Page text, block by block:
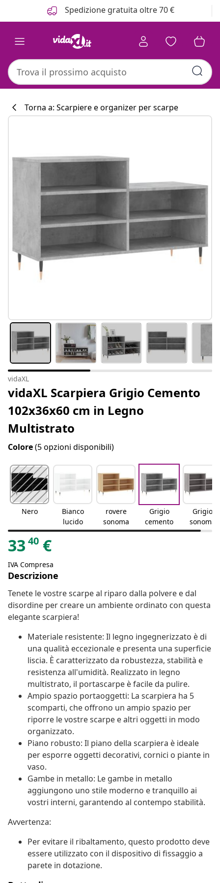
Spedizione gratuita oltre 70 €
Torna a: Scarpiere e organizer per scarpe
vidaXL
vidaXL Scarpiera Grigio Cemento
102x36x60 cm in Legno
Multistrato
Colore(5 opzioni disponibili)
Nero
Bianco
lucido
rovere
sonoma
Grigio
cemento
Grigio
sonoma
33 40 €
IVA Compresa
Descrizione
Tenete le vostre scarpe al riparo dalla polvere e dal
disordine per creare un ambiente ordinato con questa
elegante scarpiera!
Materiale resistente: Il legno ingegnerizzato è di
una qualità eccezionale e presenta una superficie
liscia. È caratterizzato da robustezza, stabilità e
resistenza all'umidità. Realizzato in legno
multistrato, il portascarpe è facile da pulire.
Ampio spazio portaoggetti: La scarpiera ha 5
scomparti, che offrono un ampio spazio per
riporre le vostre scarpe e altri oggetti in modo
organizzato.
Piano robusto: Il piano della scarpiera è ideale
per esporre oggetti decorativi, cornici o piante in
vaso.
Gambe in metallo: Le gambe in metallo
aggiungono uno stile moderno e tranquillo ai
vostri interni, garantendo al contempo stabilità.
Avvertenza:
Per evitare il ribaltamento, questo prodotto deve
essere utilizzato con il dispositivo di fissaggio a
parete in dotazione.